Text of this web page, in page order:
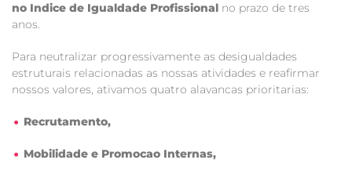
no Indice de Igualdade Profissional no prazo de tres
anos.
Para neutralizar progressivamente as desigualdades
estruturais relacionadas as nossas atividades e reafirmar
nossos valores, ativamos quatro alavancas prioritarias:
Recrutamento,
Mobilidade e Promocao Internas,